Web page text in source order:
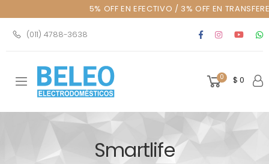
5% OFF EN EFECTIVO / 3% OFF EN
(011) 4788-3638
Toggle mobile menu
0 $ 0
Smartlife